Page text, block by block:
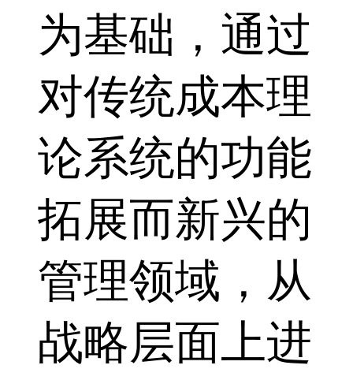
为基础，通过
对传统成本理
论系统的功能
拓展而新兴的
管理领域，从
战略层面上进